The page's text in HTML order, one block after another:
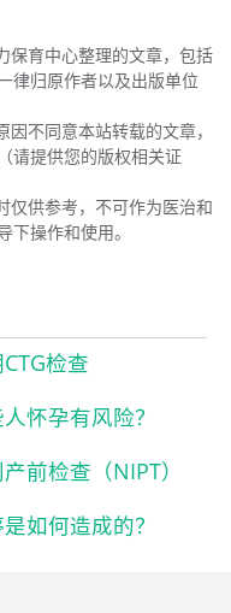
保育中心整理的文章，包括
律归原作者以及出版单位
不同意本站转载的文章，
请提供您的版权相关证
仅供参考，不可作为医治和
操作和使用。
检查
怀孕有风险？
前检查（NIPT）
如何造成的？